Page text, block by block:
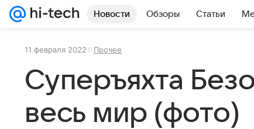
Новости Обзоры Статьи
11 февраля 2022 Прочее
Суперъяхта
весь мир (фото)